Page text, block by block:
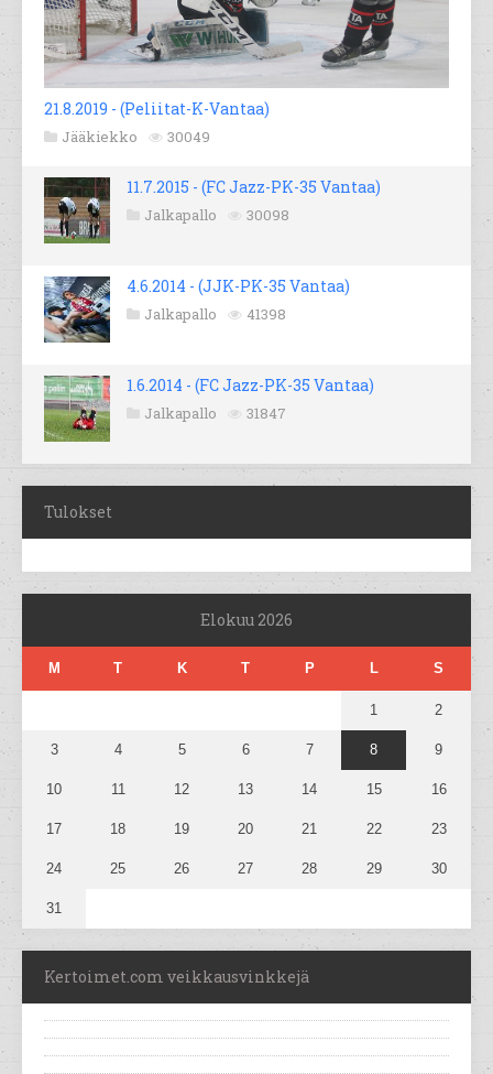
21.8.2019 - (Peliitat-K-Vantaa)
Jääkiekko 30049
11.7.2015 - (FC Jazz-PK-35 Vantaa)
Jalkapallo 30098
4.6.2014 - (JJK-PK-35 Vantaa)
Jalkapallo 41398
1.6.2014 - (FC Jazz-PK-35 Vantaa)
Jalkapallo 31847
Tulokset
Elokuu 2026
M T K T P L S
1 2
3 4 5 6 7 8 9
10 11 12 13 14 15 16
17 18 19 20 21 22 23
24 25 26 27 28 29 30
31
Kertoimet.com veikkausvinkkejä